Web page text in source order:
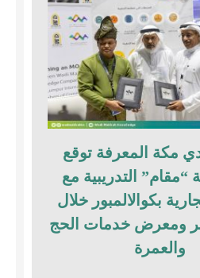
مكة المعرفة توقع
“مقام” التدريبية مع
بكوالالمبور خلال
ومعرض خدمات الحج
والعمرة